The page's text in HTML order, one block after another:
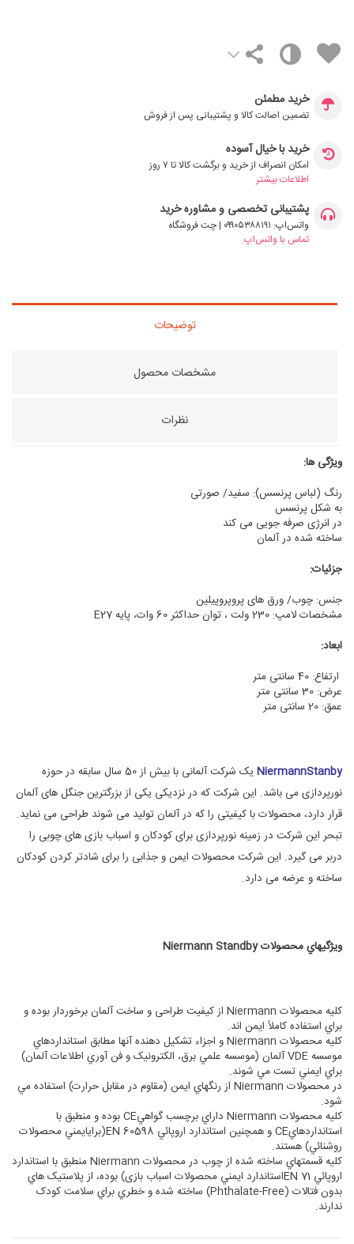
خرید مطمئن
تضمین اصالت کالا و پشتیبانی پس از فروش
خرید با خیال آسوده
امکان انصراف از خرید و برگشت کالا تا ۷ روز
اطلاعات بیشتر
پشتیبانی تخصصی و مشاوره خرید
واتس‌اپ: ۰۹۹۰۵۳۸۸۱۹۱ | چت فروشگاه
تماس با واتس‌اپ
توضیحات
مشخصات محصول
نظرات
ویژگی ها:
رنگ (لباس پرنسس): سفید/ صورتی
به شکل پرنسس
در انرژی صرفه جویی می کند
ساخته شده در آلمان
جزئیات:
جنس: چوب/ ورق های پروپروپیلین
مشخصات لامپ: 230 ولت ، توان حداکثر 60 وات، پایه E27
ابعاد:
ارتفاع: 40 سانتی متر
عرض: 30 سانتی متر
عمق: 20 سانتی متر
NiermannStanby
یک شرکت آلمانی با بیش از 50 سال سابقه در حوزه
نورپردازی می باشد. این شرکت که در نزدیکی یکی از بزرگترین جنگل های آلمان
قرار دارد، محصولات با کیفیتی را که در آلمان تولید می شوند طراحی می نماید.
تبحر این شرکت در زمینه نورپردازی برای کودکان و اسباب بازی های چوبی را
دربر می گیرد. این شرکت محصولات ایمن و جذابی را برای شادتر کردن کودکان
ساخته و عرضه می دارد.
ويژگيهاي محصولاتNiermann Standby
کليه محصولات Niermann از کيفيت طراحی و ساخت آلمان برخوردار بوده و
براي استفاده کاملاً ايمن اند.
کليه محصولات Niermann و اجزاء تشکيل دهنده آنها مطابق استانداردهاي
موسسه VDE آلمان (موسسه علمي برق، الکترونيک و فن آوري اطلاعات آلمان)
براي ايمني تست مي شوند.
در محصولات Niermann از رنگهاي ايمن (مقاوم در مقابل حرارت) استفاده مي
شود.
کليه محصولات Niermann داراي برچسب گواهيCE بوده و منطبق با
استانداردهايCE و همچنين استاندارد اروپائي EN 60598(برایايمني محصولات
روشنائي) هستند.
کليه قسمتهاي ساخته شده از چوب در محصولات Niermann منطبق با استاندارد
اروپائي EN 71استاندارد ايمني محصولات اسباب بازی) بوده، از پلاستيک هاي
بدون فتالات (Phthalate-Free) ساخته شده و خطري براي سلامت کودک
ندارند.